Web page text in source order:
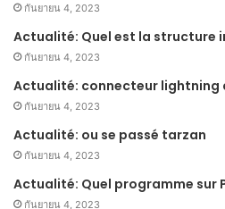
กันยายน 4, 2023
Actualité: Quel est la structure
กันยายน 4, 2023
Actualité: connecteur lightning
กันยายน 4, 2023
Actualité: ou se passé tarzan
กันยายน 4, 2023
Actualité: Quel programme sur
กันยายน 4, 2023